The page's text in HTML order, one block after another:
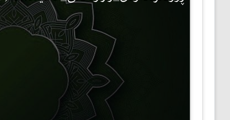
ئەدەب
ئافرەتان
بەبیرداهاتن
گشتی